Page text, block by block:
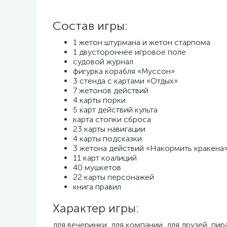
Состав игры:
1 жетон штурмана и жетон старпома
1 двустороннее игровое поле
судовой журнал
фигурка корабля «Муссон»
3 стенда с картами «Отдых»
7 жетонов действий
4 карты порки
5 карт действий культа
карта стопки сброса
23 карты навигации
4 карты подсказки
3 жетона действий «Накормить
11 карт коалиций
40 мушкетов
22 карты персонажей
книга правил
Характер игры:
для вечеринки, для компании, для друзей,